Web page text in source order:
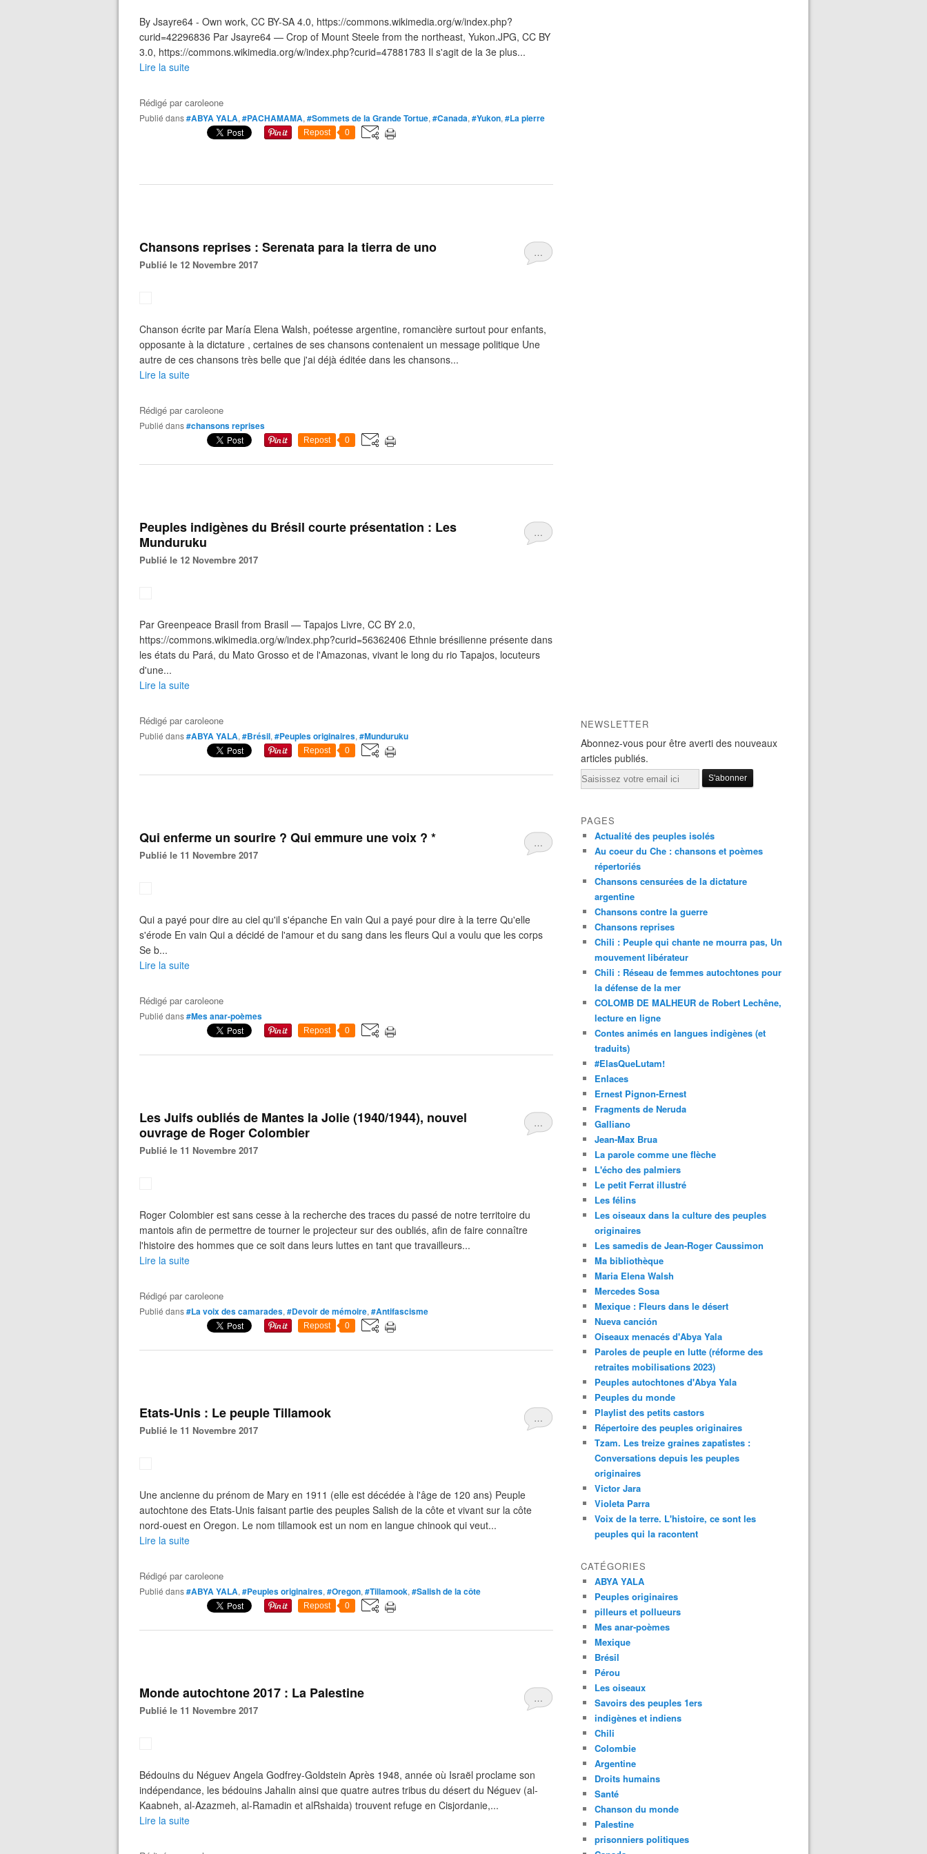
By Jsayre64 - Own work, CC BY-SA 4.0, https://commons.wikimedia.org/w/index.php?
curid=42296836 Par Jsayre64 — Crop of Mount Steele from the northeast, Yukon.JPG, CC BY
3.0, https://commons.wikimedia.org/w/index.php?curid=47881783 Il s'agit de la 3e plus...
Lire la suite
Rédigé parcaroleone
Publié dans#ABYA YALA, #PACHAMAMA, #Sommets de la Grande Tortue, #Canada, #Yukon, #La pierre
Repost 0
…
Chansons reprises : Serenata para la tierra de uno
Publié le 12 Novembre 2017
Chanson écrite par María Elena Walsh, poétesse argentine, romancière surtout pour enfants,
opposante à la dictature , certaines de ses chansons contenaient un message politique Une
autre de ces chansons très belle que j'ai déjà éditée dans les chansons...
Lire la suite
Rédigé parcaroleone
Publié dans#chansons reprises
Repost 0
…
Peuples indigènes du Brésil courte présentation : Les
Munduruku
Publié le 12 Novembre 2017
Par Greenpeace Brasil from Brasil — Tapajos Livre, CC BY 2.0,
https://commons.wikimedia.org/w/index.php?curid=56362406 Ethnie brésilienne présente dans
les états du Pará, du Mato Grosso et de l'Amazonas, vivant le long du rio Tapajos, locuteurs
d'une...
Lire la suite
Rédigé parcaroleone
Publié dans#ABYA YALA, #Brésil, #Peuples originaires, #Munduruku
Repost 0
…
Qui enferme un sourire ? Qui emmure une voix ? *
Publié le 11 Novembre 2017
Qui a payé pour dire au ciel qu'il s'épanche En vain Qui a payé pour dire à la terre Qu'elle
s'érode En vain Qui a décidé de l'amour et du sang dans les fleurs Qui a voulu que les corps
Se b...
Lire la suite
Rédigé parcaroleone
Publié dans#Mes anar-poèmes
Repost 0
…
Les Juifs oubliés de Mantes la Jolie (1940/1944), nouvel
ouvrage de Roger Colombier
Publié le 11 Novembre 2017
Roger Colombier est sans cesse à la recherche des traces du passé de notre territoire du
mantois afin de permettre de tourner le projecteur sur des oubliés, afin de faire connaître
l'histoire des hommes que ce soit dans leurs luttes en tant que travailleurs...
Lire la suite
Rédigé parcaroleone
Publié dans#La voix des camarades, #Devoir de mémoire, #Antifascisme
Repost 0
…
Etats-Unis : Le peuple Tillamook
Publié le 11 Novembre 2017
Une ancienne du prénom de Mary en 1911 (elle est décédée à l'âge de 120 ans) Peuple
autochtone des Etats-Unis faisant partie des peuples Salish de la côte et vivant sur la côte
nord-ouest en Oregon. Le nom tillamook est un nom en langue chinook qui veut...
Lire la suite
Rédigé parcaroleone
Publié dans#ABYA YALA, #Peuples originaires, #Oregon, #Tillamook, #Salish de la côte
Repost 0
…
Monde autochtone 2017 : La Palestine
Publié le 11 Novembre 2017
Bédouins du Néguev Angela Godfrey-Goldstein Après 1948, année où Israël proclame son
indépendance, les bédouins Jahalin ainsi que quatre autres tribus du désert du Néguev (al-
Kaabneh, al-Azazmeh, al-Ramadin et alRshaida) trouvent refuge en Cisjordanie,...
Lire la suite
NEWSLETTER
Abonnez-vous pour être averti des nouveaux
articles publiés.
Email
PAGES
Actualité des peuples isolés
Au coeur du Che : chansons et poèmes
répertoriés
Chansons censurées de la dictature
argentine
Chansons contre la guerre
Chansons reprises
Chili : Peuple qui chante ne mourra pas, Un
mouvement libérateur
Chili : Réseau de femmes autochtones pour
la défense de la mer
COLOMB DE MALHEUR de Robert Lechêne,
lecture en ligne
Contes animés en langues indigènes (et
traduits)
#ElasQueLutam!
Enlaces
Ernest Pignon-Ernest
Fragments de Neruda
Galliano
Jean-Max Brua
La parole comme une flèche
L'écho des palmiers
Le petit Ferrat illustré
Les félins
Les oiseaux dans la culture des peuples
originaires
Les samedis de Jean-Roger Caussimon
Ma bibliothèque
Maria Elena Walsh
Mercedes Sosa
Mexique : Fleurs dans le désert
Nueva canción
Oiseaux menacés d'Abya Yala
Paroles de peuple en lutte (réforme des
retraites mobilisations 2023)
Peuples autochtones d'Abya Yala
Peuples du monde
Playlist des petits castors
Répertoire des peuples originaires
Tzam. Les treize graines zapatistes :
Conversations depuis les peuples
originaires
Victor Jara
Violeta Parra
Voix de la terre. L'histoire, ce sont les
peuples qui la racontent
CATÉGORIES
ABYA YALA
Peuples originaires
pilleurs et pollueurs
Mes anar-poèmes
Mexique
Brésil
Pérou
Les oiseaux
Savoirs des peuples 1ers
indigènes et indiens
Chili
Colombie
Argentine
Droits humains
Santé
Chanson du monde
Palestine
prisonniers politiques